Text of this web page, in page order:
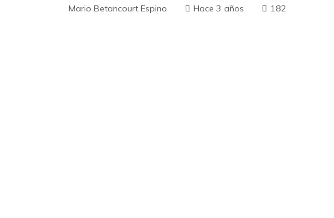
Mario Betancourt Espino Hace 3 años 182